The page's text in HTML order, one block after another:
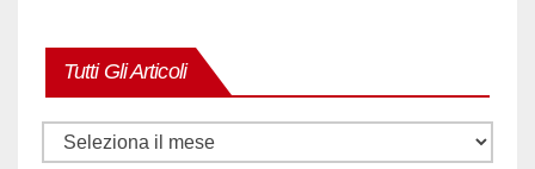
Tutti Gli Articoli
Tutti